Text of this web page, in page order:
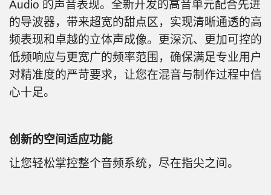
Audio 的声音表现。全新开发的高音单元配合先进
的导波器，带来超宽的甜点区，实现清晰通透的高
频表现和卓越的立体声成像。更深沉、更加可控的
低频响应与更宽广的频率范围，确保满足专业用户
对精准度的严苛要求，让您在混音与制作过程中信
心十足。
创新的空间适应功能
让您轻松掌控整个音频系统，尽在指尖之间。